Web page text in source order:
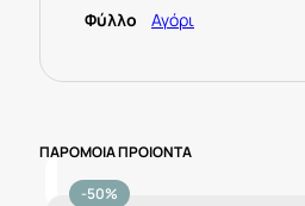
Φύλλο Αγόρι
ΠΑΡΟΜΟΙΑ ΠΡΟΙΟΝΤΑ
-50%